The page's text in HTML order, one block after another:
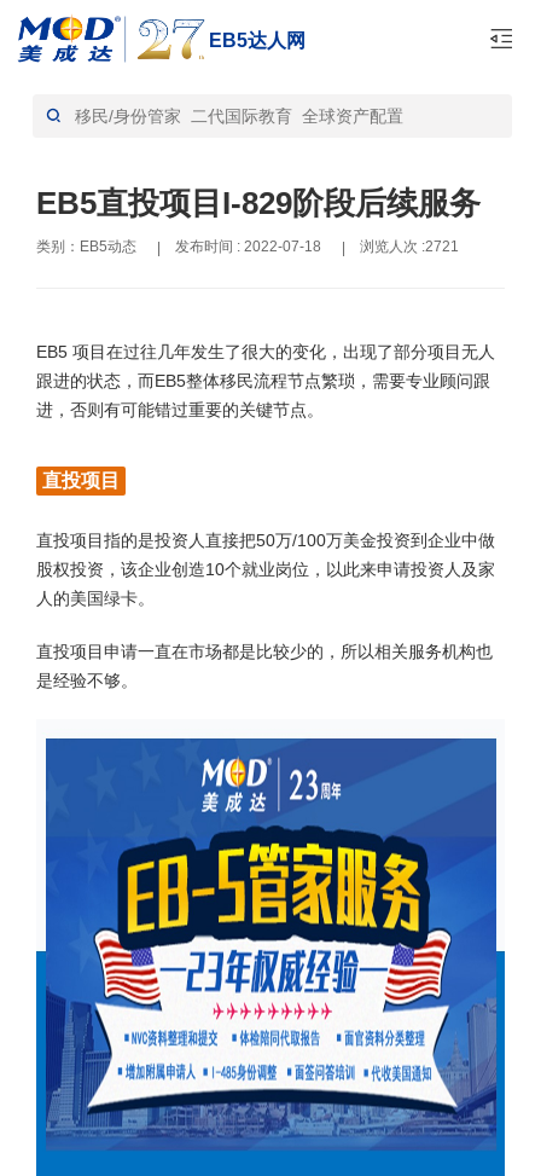
EB5达人网
首页> EB5动态-资讯
EB5直投项目I-829阶段后续服务
类别：EB5动态 | 发布时间 : 2022-07-18 | 浏览人次 :2721
EB5 项目在过往几年发生了很大的变化，出现了部分项目无人
跟进的状态，而EB5整体移民流程节点繁琐，需要专业顾问跟
进，否则有可能错过重要的关键节点。
直投项目
直投项目指的是投资人直接把50万/100万美金投资到企业中做
股权投资，该企业创造10个就业岗位，以此来申请投资人及家
人的美国绿卡。
直投项目申请一直在市场都是比较少的，所以相关服务机构也
是经验不够。